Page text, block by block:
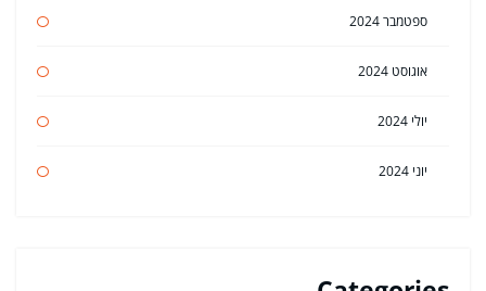
ספטמבר 2024
אוגוסט 2024
יולי 2024
יוני 2024